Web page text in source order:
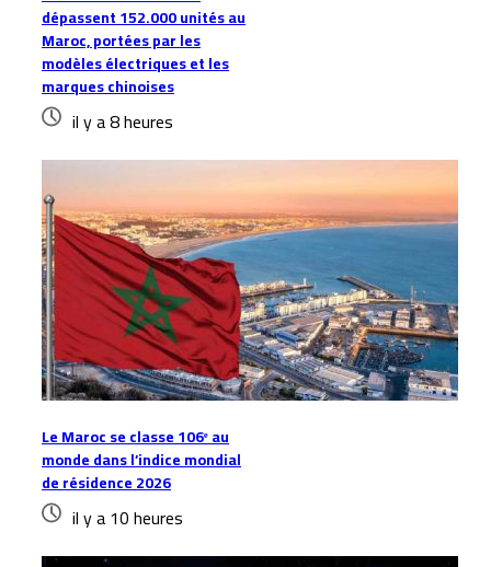
dépassent 152.000 unités au
Maroc, portées par les
modèles électriques et les
marques chinoises
il y a 8 heures
Le Maroc se classe 106ᵉ au
monde dans l’indice mondial
de résidence 2026
il y a 10 heures